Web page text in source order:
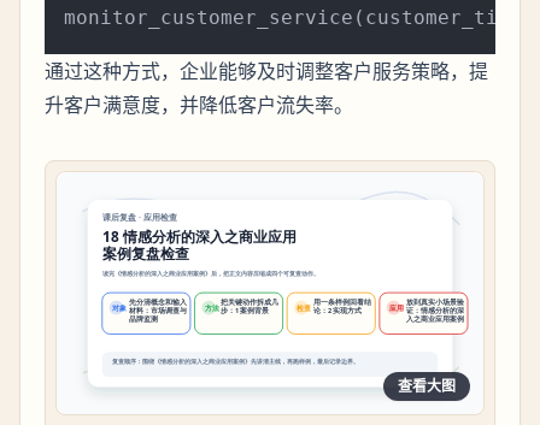
通过这种方式，企业能够及时调整客户服务策略，提
升客户满意度，并降低客户流失率。
查看大图